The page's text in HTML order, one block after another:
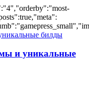
и уникальные